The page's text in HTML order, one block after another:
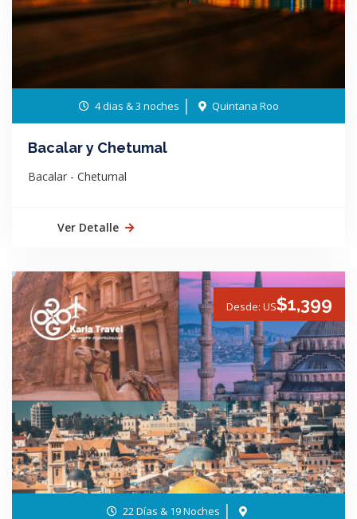
4 dias & 3 noches Quintana Roo
Bacalar y Chetumal
Bacalar - Chetumal
Ver Detalle
Desde: US$1,399
22 Días & 19 Noches